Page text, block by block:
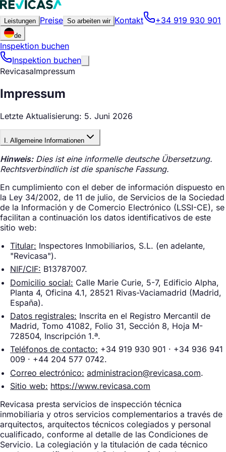
Leistungen Preise So arbeiten wir Kontakt +34 919 930 901
de
Inspektion buchen
Inspektion buchen
RevicasaImpressum
Impressum
Letzte Aktualisierung: 5. Juni 2026
I. Allgemeine Informationen
Hinweis:Dies ist eine informelle deutsche Übersetzung.
Rechtsverbindlich ist die spanische Fassung.
En cumplimiento con el deber de información dispuesto en
la Ley 34/2002, de 11 de julio, de Servicios de la Sociedad
de la Información y de Comercio Electrónico (LSSI-CE), se
facilitan a continuación los datos identificativos de este
sitio web:
Titular: Inspectores Inmobiliarios, S.L. (en adelante,
"Revicasa").
NIF/CIF: B13787007.
Domicilio social: Calle Marie Curie, 5-7, Edificio Alpha,
Planta 4, Oficina 4.1, 28521 Rivas-Vaciamadrid (Madrid,
España).
Datos registrales: Inscrita en el Registro Mercantil de
Madrid, Tomo 41082, Folio 31, Sección 8, Hoja M-
728504, Inscripción 1.ª.
Teléfonos de contacto: +34 919 930 901 · +34 936 941
009 · +44 204 577 0742.
Correo electrónico: administracion@revicasa.com.
Sitio web: https://www.revicasa.com
Revicasa presta servicios de inspección técnica
inmobiliaria y otros servicios complementarios a través de
arquitectos, arquitectos técnicos colegiados y personal
cualificado, conforme al detalle de las Condiciones de
Servicio. La colegiación y la titulación de cada técnico